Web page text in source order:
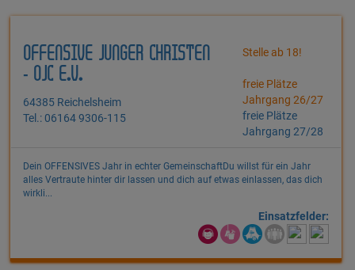
OFFENSIVE JUNGER CHRISTEN
- OJC E.V.
64385 Reichelsheim
Tel.: 06164 9306-115
Stelle ab 18!
freie Plätze
Jahrgang 26/27
freie Plätze
Jahrgang 27/28
Dein OFFENSIVES Jahr in echter GemeinschaftDu willst für ein Jahr
alles Vertraute hinter dir lassen und dich auf etwas einlassen, das dich
wirkli...
Einsatzfelder: